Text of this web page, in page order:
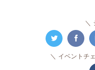
イベントチ